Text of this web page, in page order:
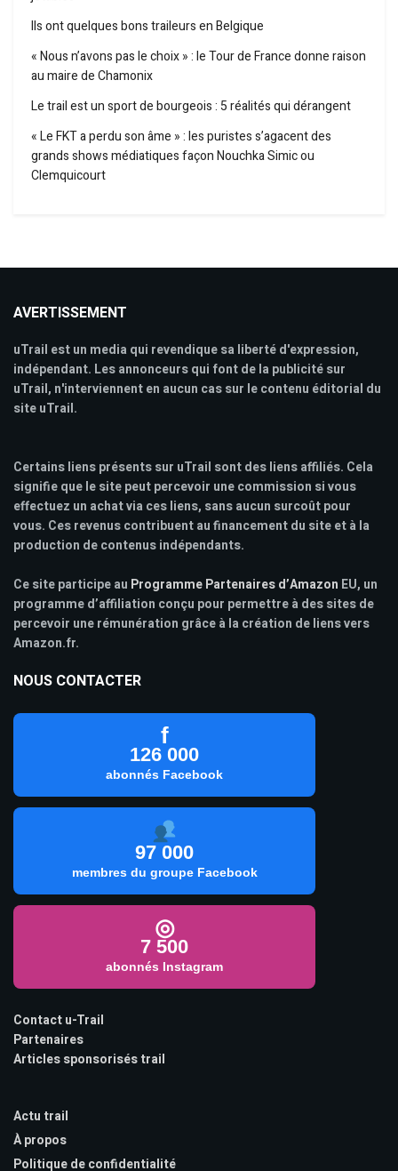
Ils ont quelques bons traileurs en Belgique
« Nous n’avons pas le choix » : le Tour de France donne raison
au maire de Chamonix
Le trail est un sport de bourgeois : 5 réalités qui dérangent
« Le FKT a perdu son âme » : les puristes s’agacent des
grands shows médiatiques façon Nouchka Simic ou
Clemquicourt
AVERTISSEMENT
uTrail est un media qui revendique sa liberté d'expression,
indépendant. Les annonceurs qui font de la publicité sur
uTrail, n'interviennent en aucun cas sur le contenu éditorial du
site uTrail.
Certains liens présents sur uTrail sont des liens affiliés. Cela
signifie que le site peut percevoir une commission si vous
effectuez un achat via ces liens, sans aucun surcoût pour
vous. Ces revenus contribuent au financement du site et à la
production de contenus indépendants.
Ce site participe au Programme Partenaires d’Amazon EU, un
programme d’affiliation conçu pour permettre à des sites de
percevoir une rémunération grâce à la création de liens vers
Amazon.fr.
NOUS CONTACTER
f
126 000
abonnés Facebook
97 000
membres du groupe Facebook
◎
7 500
abonnés Instagram
Contact u-Trail
Partenaires
Articles sponsorisés trail
Actu trail
À propos
Politique de confidentialité